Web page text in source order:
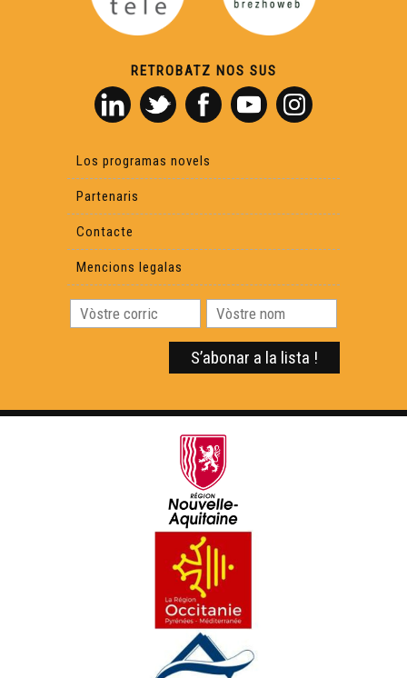
Òc Kay - Ventadorn
ÒC Kay - País de Santria
ÒC Kay - La teulièra
ÒC Kay - Chaslus-Chabròl
ÒC Kay - Lemòtges
ÒC Kay - Pèira-Bufièra
RETROBATZ NOS SUS
Los programas novels
Partenaris
Contacte
Mencions legalas